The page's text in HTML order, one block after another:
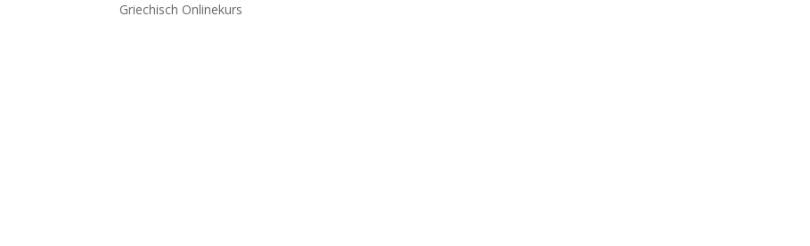
Griechisch Onlinekurs